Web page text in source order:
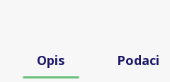
Opis Podaci